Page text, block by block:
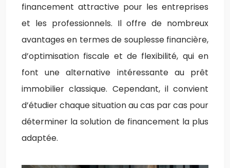
financement attractive pour les entreprises
et les professionnels. Il offre de nombreux
avantages en termes de souplesse financière,
d’optimisation fiscale et de flexibilité, qui en
font une alternative intéressante au prêt
immobilier classique. Cependant, il convient
d’étudier chaque situation au cas par cas pour
déterminer la solution de financement la plus
adaptée.